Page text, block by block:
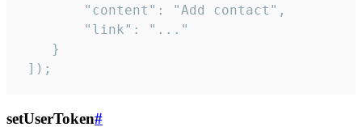
        "content": "Add contact",
        "link": "..."
    }
]);
setUserToken#